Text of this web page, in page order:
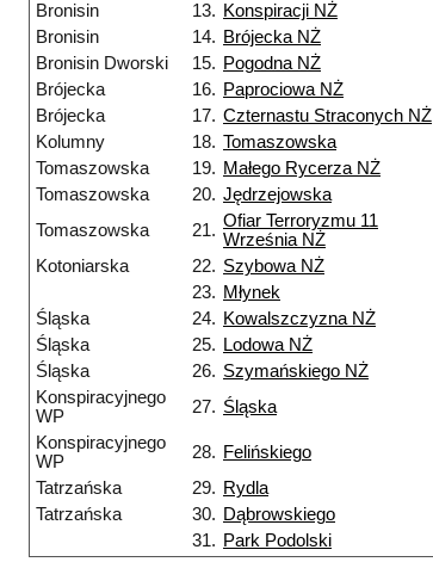
Bronisin
13. Konspiracji NŻ
Bronisin
14. Brójecka NŻ
Bronisin Dworski
15. Pogodna NŻ
Brójecka
16. Paprociowa NŻ
Brójecka
17. Czternastu Straconych NŻ
Kolumny
18. Tomaszowska
Tomaszowska
19. Małego Rycerza NŻ
Tomaszowska
20. Jędrzejowska
Tomaszowska
21. Ofiar Terroryzmu 11
Września NŻ
Kotoniarska 22. Szybowa NŻ
23. Młynek
Śląska
24. Kowalszczyzna NŻ
Śląska
25. Lodowa NŻ
Śląska
26. Szymańskiego NŻ
Konspiracyjnego
WP
27. Śląska
Konspiracyjnego
WP
28. Felińskiego
Tatrzańska 29. Rydla
Tatrzańska
30. Dąbrowskiego
31. Park Podolski